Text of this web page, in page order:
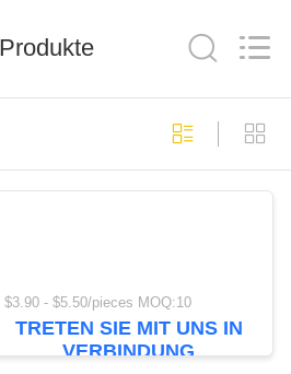
Hilfe-
138
77
Produkte
$3.90 - $5.50/pieces MOQ:10
TRETEN SIE MIT UNS IN
VERBINDUNG